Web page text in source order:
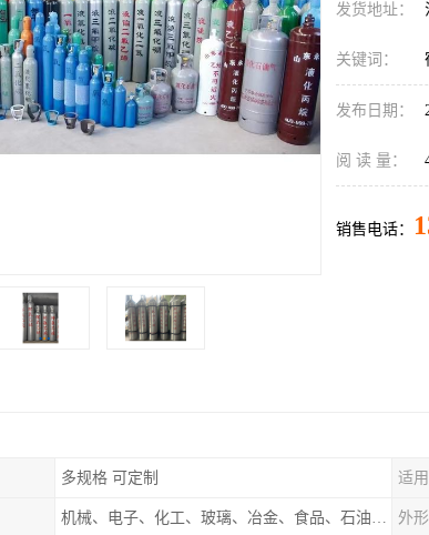
发货地址：
关键词：
发布日期：
阅 读 量：
销售电话：
多规格 可定制 适
机械、电子、化工、玻璃、冶金、食品、石油、电力等行业领域 外